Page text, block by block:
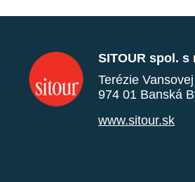
SITOUR spol. s
Terézie
974 01 Banská
www.sitour.sk